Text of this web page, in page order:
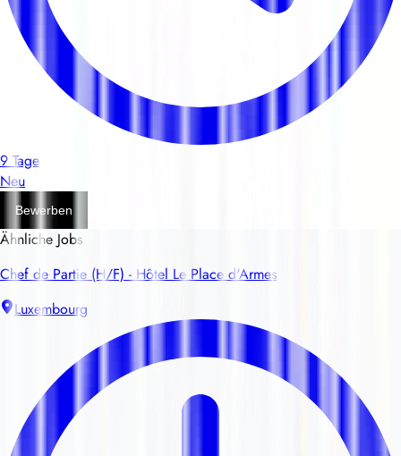
9 Tage
Neu
Bewerben
Ähnliche Jobs
Chef de Partie (H/F) - Hôtel Le Place d'Armes
Luxembourg